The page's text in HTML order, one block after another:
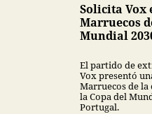
Solicita Vox
Marruecos
Mundial
El partido de
Vox presentó
Marruecos de
la Copa del
Portugal.